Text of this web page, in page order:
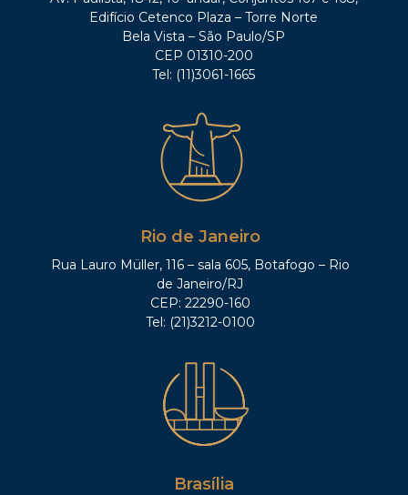
Edifício Cetenco Plaza – Torre Norte
Bela Vista – São Paulo/SP
CEP 01310-200
Tel: (11)3061-1665
Rio de Janeiro
Rua Lauro Müller, 116 – sala 605, Botafogo – Rio
de Janeiro/RJ
CEP: 22290-160
Tel: (21)3212-0100
Brasília